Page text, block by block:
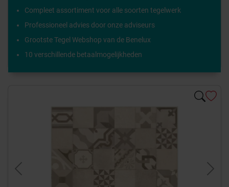
Compleet assortiment voor alle soorten tegelwerk
Professioneel advies door onze adviseurs
Grootste Tegel Webshop van de Benelux
10 verschillende betaalmogelijkheden
Previous Next